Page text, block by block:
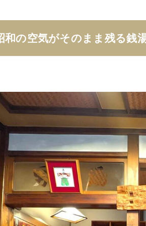
和の空気がそのまま残る銭